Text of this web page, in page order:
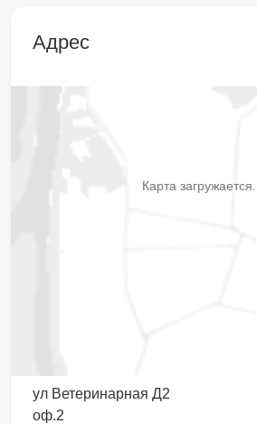
Адрес
Карта загружается...
ул Ветеринарная Д2
оф.2